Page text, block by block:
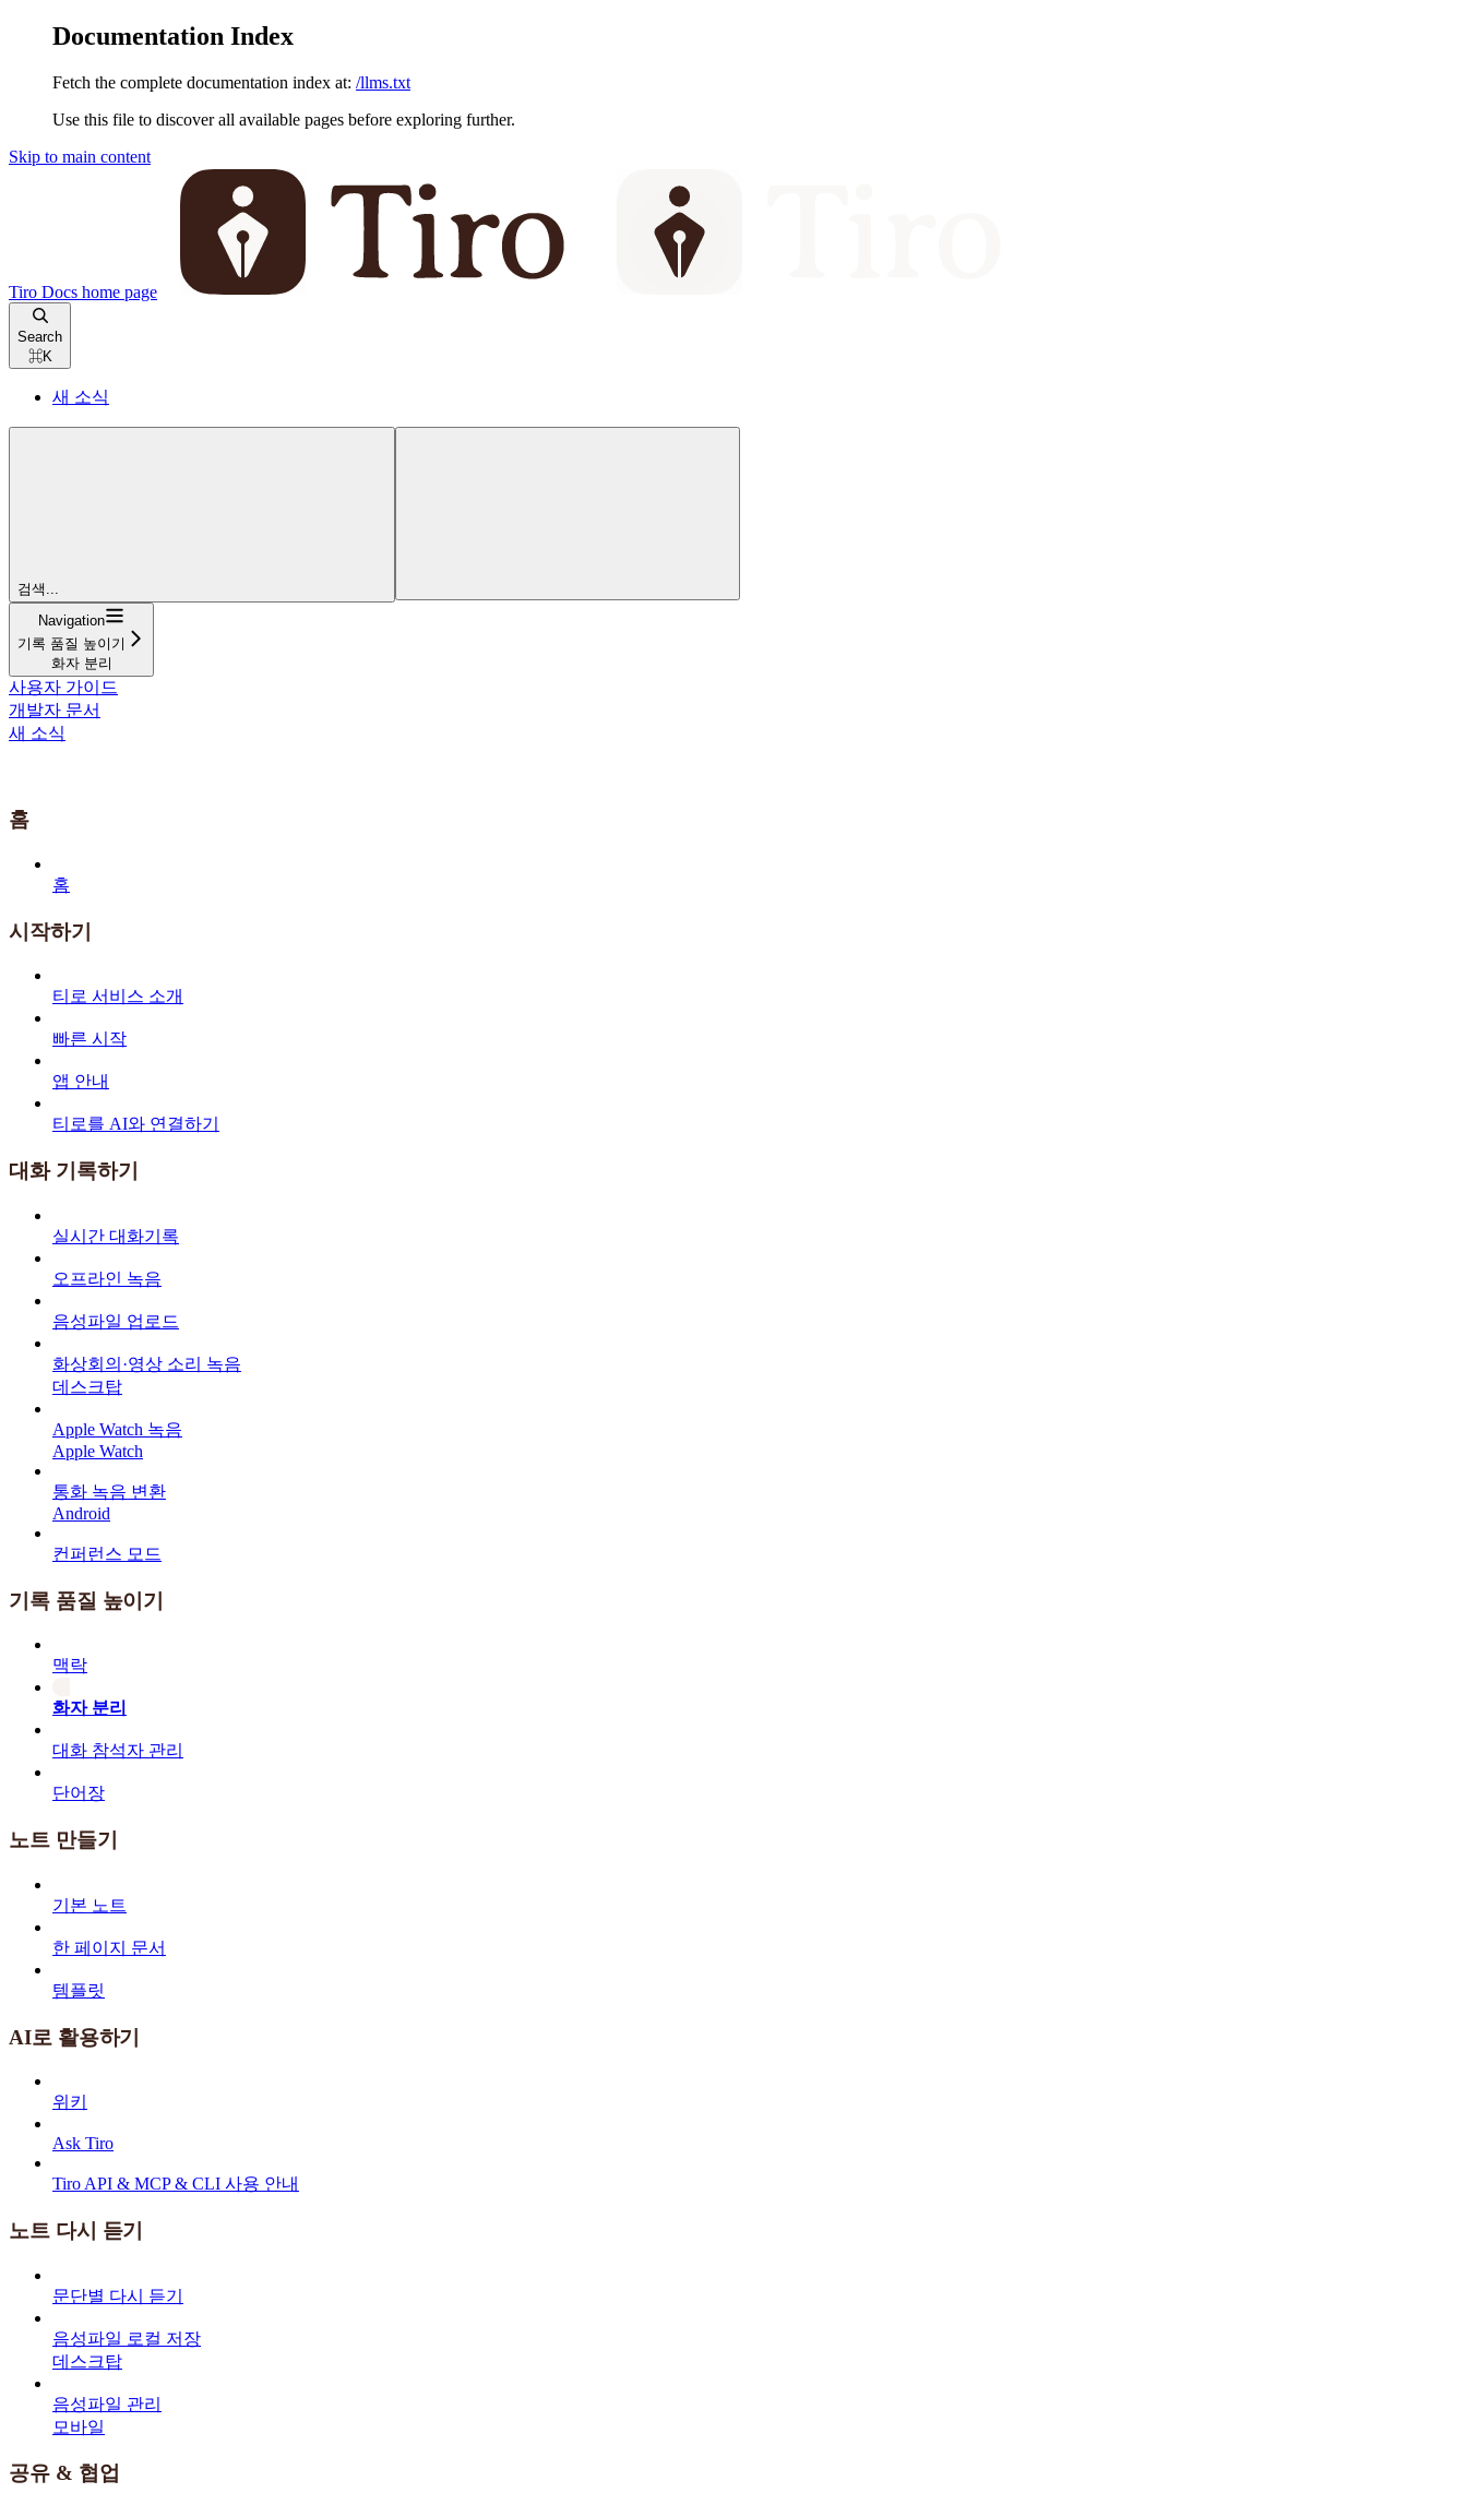
Documentation Index
Fetch the complete documentation index at: /llms.txt
Use this file to discover all available pages before exploring further.
Skip to main content
Tiro Docs home page
Search
⌘K
새 소식
검색...
Navigation
기록 품질 높이기
화자 분리
사용자 가이드
개발자 문서
새 소식
홈
홈
시작하기
티로 서비스 소개
빠른 시작
앱 안내
티로를 AI와 연결하기
대화 기록하기
실시간 대화기록
오프라인 녹음
음성파일 업로드
화상회의·영상 소리 녹음
데스크탑
Apple Watch 녹음
Apple Watch
통화 녹음 변환
Android
컨퍼런스 모드
기록 품질 높이기
맥락
화자 분리
대화 참석자 관리
단어장
노트 만들기
기본 노트
한 페이지 문서
템플릿
AI로 활용하기
위키
Ask Tiro
Tiro API & MCP & CLI 사용 안내
노트 다시 듣기
문단별 다시 듣기
음성파일 로컬 저장
데스크탑
음성파일 관리
모바일
공유 & 협업